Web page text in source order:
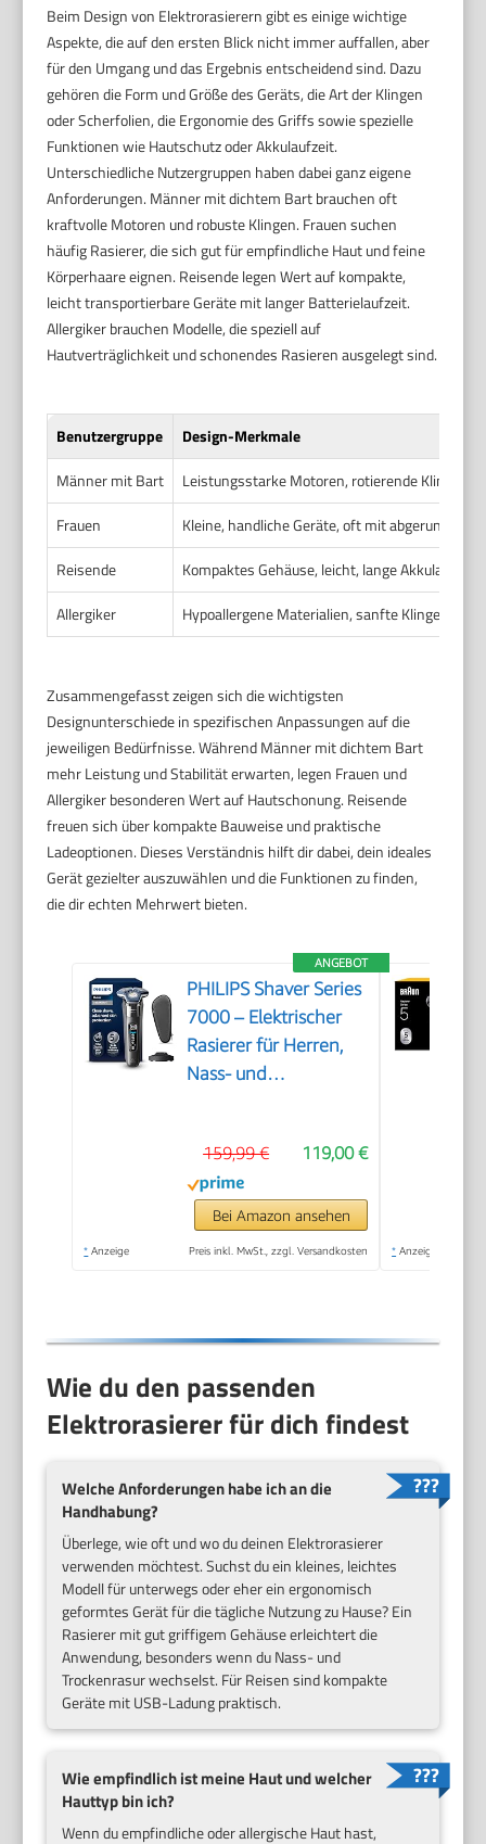
Beim Design von Elektrorasierern gibt es einige wichtige
Aspekte, die auf den ersten Blick nicht immer auffallen, aber
für den Umgang und das Ergebnis entscheidend sind. Dazu
gehören die Form und Größe des Geräts, die Art der Klingen
oder Scherfolien, die Ergonomie des Griffs sowie spezielle
Funktionen wie Hautschutz oder Akkulaufzeit.
Unterschiedliche Nutzergruppen haben dabei ganz eigene
Anforderungen. Männer mit dichtem Bart brauchen oft
kraftvolle Motoren und robuste Klingen. Frauen suchen
häufig Rasierer, die sich gut für empfindliche Haut und feine
Körperhaare eignen. Reisende legen Wert auf kompakte,
leicht transportierbare Geräte mit langer Batterielaufzeit.
Allergiker brauchen Modelle, die speziell auf
Hautverträglichkeit und schonendes Rasieren ausgelegt sind.
Benutzergruppe
Design-Merkmale
Männer mit Bart
Leistungsstarke Motoren, rotierende Klingen
Frauen
Kleine, handliche Geräte, oft mit abgerundeten
Reisende
Kompaktes Gehäuse, leicht, lange
Allergiker
Hypoallergene Materialien, sanfte Klingen,
Zusammengefasst zeigen sich die wichtigsten
Designunterschiede in spezifischen Anpassungen auf die
jeweiligen Bedürfnisse. Während Männer mit dichtem Bart
mehr Leistung und Stabilität erwarten, legen Frauen und
Allergiker besonderen Wert auf Hautschonung. Reisende
freuen sich über kompakte Bauweise und praktische
Ladeoptionen. Dieses Verständnis hilft dir dabei, dein ideales
Gerät gezielter auszuwählen und die Funktionen zu finden,
die dir echten Mehrwert bieten.
ANGEBOT
PHILIPS Shaver Series
7000 – Elektrischer
Rasierer für Herren,
Nass- und
Trimmer, Ladestation
& Reiseetui (Modell
S7887/35)
119,00 €
159,99 €
Bei Amazon ansehen
* Anzeige Preis inkl. MwSt., zzgl. Versandkosten * Anzeige
Wie du den passenden
Elektrorasierer für dich findest
Welche Anforderungen habe ich an die
Handhabung?
Überlege, wie oft und wo du deinen Elektrorasierer
verwenden möchtest. Suchst du ein kleines, leichtes
Modell für unterwegs oder eher ein ergonomisch
geformtes Gerät für die tägliche Nutzung zu Hause? Ein
Rasierer mit gut griffigem Gehäuse erleichtert die
Anwendung, besonders wenn du Nass- und
Trockenrasur wechselst. Für Reisen sind kompakte
Geräte mit USB-Ladung praktisch.
Wie empfindlich ist meine Haut und welcher
Hauttyp bin ich?
Wenn du empfindliche oder allergische Haut hast,